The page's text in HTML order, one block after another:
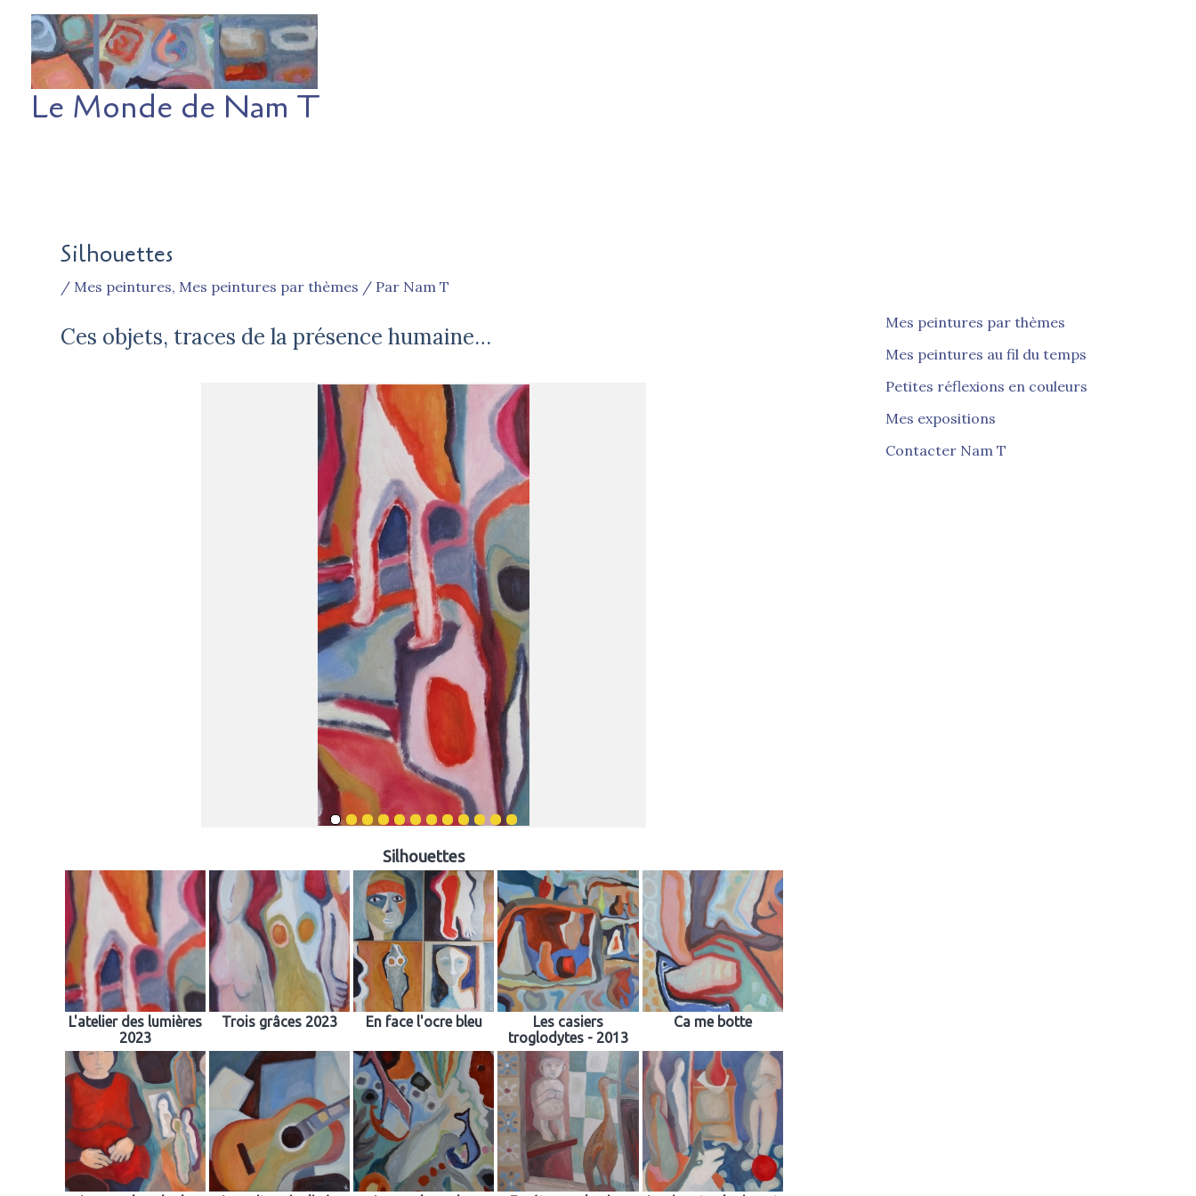
contenu
Le Monde de Nam T
Silhouettes
/ Mes peintures, Mes peintures par thèmes / Par Nam T
Ces objets, traces de la présence humaine…
Silhouettes
L'atelier des lumières
2023
Trois grâces 2023 En face l'ocre bleu
Les casiers
troglodytes - 2013
Ca me botte
Mes peintures par thèmes
Mes peintures au fil du temps
Petites réflexions en couleurs
Mes expositions
Contacter Nam T